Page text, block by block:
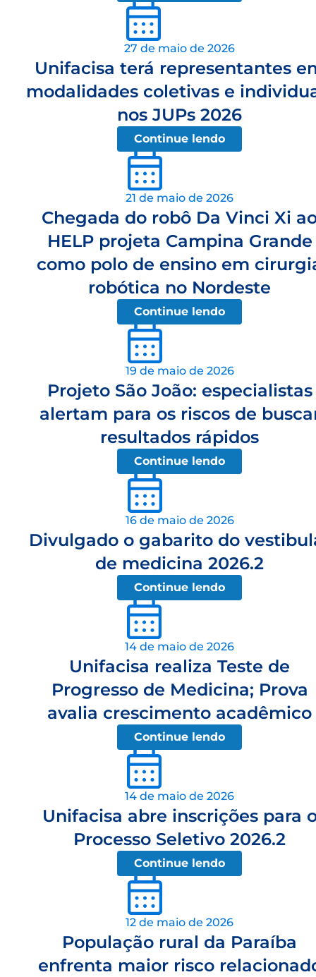
27 de maio de 2026
Unifacisa terá representantes
modalidades coletivas e
nos JUPs 2026
Continue lendo
21 de maio de 2026
Chegada do robô Da Vinci Xi
HELP projeta Campina Grande
como polo de ensino em
robótica no Nordeste
Continue lendo
19 de maio de 2026
Projeto São João: especialistas
alertam para os riscos de
resultados rápidos
Continue lendo
16 de maio de 2026
Divulgado o gabarito do
de medicina 2026.2
Continue lendo
14 de maio de 2026
Unifacisa realiza Teste de
Progresso de Medicina; Prova
avalia crescimento acadêmico
Continue lendo
14 de maio de 2026
Unifacisa abre inscrições para
Processo Seletivo 2026.2
Continue lendo
12 de maio de 2026
População rural da Paraíba
enfrenta maior risco